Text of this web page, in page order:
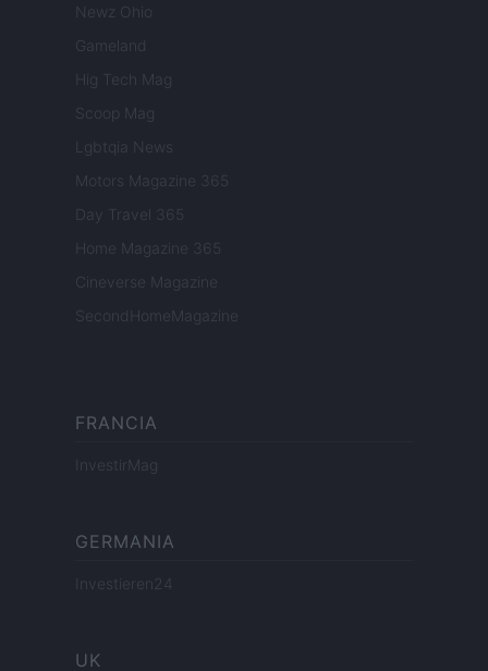
Newz Ohio
Gameland
Hig Tech Mag
Scoop Mag
Lgbtqia News
Motors Magazine 365
Day Travel 365
Home Magazine 365
Cineverse Magazine
SecondHomeMagazine
FRANCIA
InvestirMag
GERMANIA
Investieren24
UK